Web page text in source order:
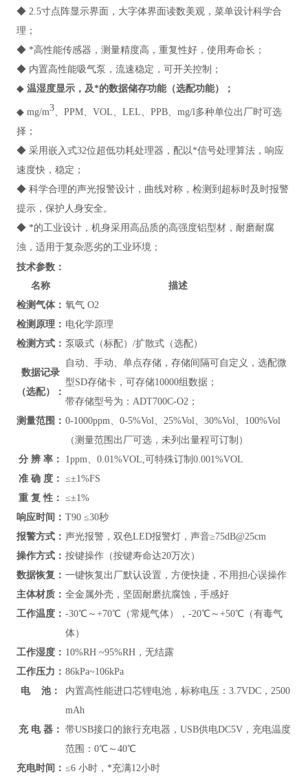
◆ 2.5寸点阵显示界面，大字体界面读数美观，菜单设计科学合
理；
◆ *高性能传感器，测量精度高，重复性好，使用寿命长；
◆ 内置高性能吸气泵，流速稳定，可开关控制；
◆温湿度显示，及*的数据储存功能（选配功能）；
◆ mg/m3、PPM、VOL、LEL、PPB、mg/l多种单位出厂时可选
择；
◆ 采用嵌入式32位超低功耗处理器，配以*信号处理算法，响应
速度快，稳定；
◆ 科学合理的声光报警设计，曲线对称，检测到超标时及时报警
提示，保护人身安全。
◆ *的工业设计，机身采用高品质的高强度铝型材，耐磨耐腐
浊，适用于复杂恶劣的工业环境；
技术参数：
名称
描述
检测气体： 氧气 O2
检测原理： 电化学原理
检测方式： 泵吸式（标配）/扩散式（选配）
数据记录
（选配）：
自动、手动、单点存储，存储间隔可自定义，选配微
型SD存储卡，可存储10000组数据；
带存储型号为：ADT700C-O2；
测量范围： 0-1000ppm、 0-5%Vol
25%Vol、30%Vol、100%Vol
（测量范围出厂可选，未列出量程可订制）
分 辨 率：
1ppm、0.01%VOL,可特殊订制0.001%VOL
准 确 度： ≤±1%FS
重 复 性： ≤±1%
响应时间： T90 ≤30秒
报警方式： 声光报警，双色LED报警灯，声音≥75dB@25cm
操作方式： 按键操作（按键寿命达20万次）
数据恢复： 一键恢复出厂默认设置，方便快捷，不用担心误操作
主体材质： 全金属外壳，坚固耐磨抗腐蚀，手感好
工作温度： -30℃～+70℃（常规气体），-20℃～+50℃（有毒气
体）
工作湿度： 10%RH ~95%RH，无结露
工作压力： 86kPa~106kPa
电 池：
内置高性能进口芯锂电池，标称电压：3.7VDC，2500
mAh
充 电 器： 带USB接口的旅行充电器，USB供电DC5V，充电温度
范围： 0℃～40℃
充电时间： ≤6 小时，*充满12小时